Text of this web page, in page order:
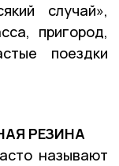
случай»,
пригород,
поездки
РЕЗИНА
называют